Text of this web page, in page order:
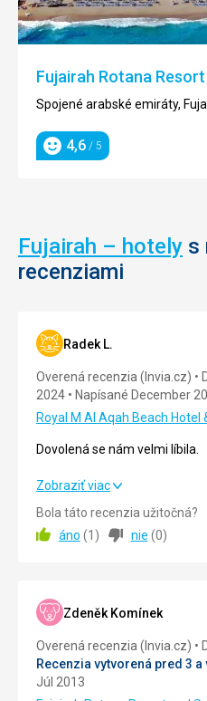
Fujairah Rotana
Spojené arabské emiráty,
Hodnotenie
4,6 / 5
Fujairah – hotely s
recenziami
Radek L.
Overená recenzia (Invia.cz)
2024
Napísané December
Royal M Al Aqah Beach Hotel
Dovolená se nám velmi líbila.
Dovolená se nám velmi líbila.
Strava
Služby
Cena
Zobraziť viac
Bola táto recenzia užitočná?
áno (1 ) nie (0)
Zdeněk Komínek
Overená recenzia (Invia.cz)
Recenzia vytvorená pred 3
Júl 2013